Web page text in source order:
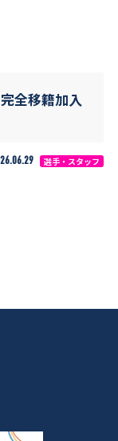
全移籍加入
選手・スタッフ